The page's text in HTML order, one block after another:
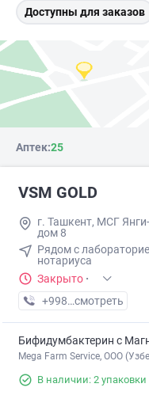
Доступны для заказов
Аптек:25
VSM GOLD
г. Ташкент, МСГ
дом 8
Рядом с
нотариуса
Закрыто ·
+998 (94) XXX-XX-XX
смотреть
Бифидумбактерин с
Mega Farm Service, ООО
В наличии: 2 упаковки